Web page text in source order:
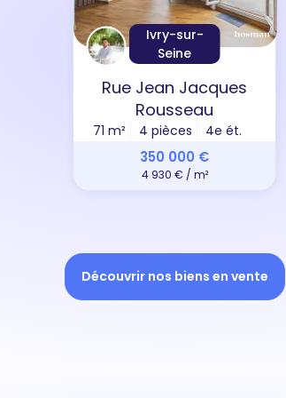
Ivry-sur-
Seine
Rue Jean Jacques
Rousseau
71 m² 4 pièces 4e ét.
350 000 €
4 930 € / m²
Découvrir nos biens en vente